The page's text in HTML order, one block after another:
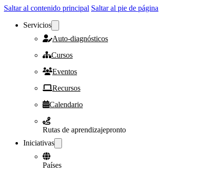
Saltar al contenido principal Saltar al pie de página
Servicios
Auto-diagnósticos
Cursos
Eventos
Recursos
Calendario
Rutas de aprendizajepronto
Iniciativas
Países